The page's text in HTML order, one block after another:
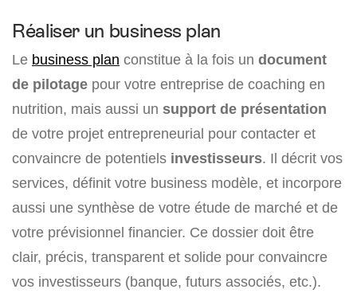
Réaliser un business plan
Le business plan constitue à la fois un document
de pilotage pour votre entreprise de coaching en
nutrition, mais aussi un support de présentation
de votre projet entrepreneurial pour contacter et
convaincre de potentiels investisseurs. Il décrit vos
services, définit votre business modèle, et incorpore
aussi une synthèse de votre étude de marché et de
votre prévisionnel financier. Ce dossier doit être
clair, précis, transparent et solide pour convaincre
vos investisseurs (banque, futurs associés, etc.).